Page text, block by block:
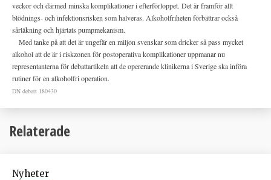
veckor och därmed minska komplikationer i efterförloppet. Det är framför allt
blödnings- och infektionsrisken som halveras. Alkoholfriheten förbättrar också
sårläkning och hjärtats pumpmekanism.
Med tanke på att det är ungefär en miljon svenskar som dricker så pass mycket
alkohol att de är i riskzonen för postoperativa komplikationer uppmanar nu
representanterna för debattartikeln att de opererande klinikerna i Sverige ska införa
rutiner för en alkoholfri operation.
DN debatt 180430
Relaterade
Nyheter